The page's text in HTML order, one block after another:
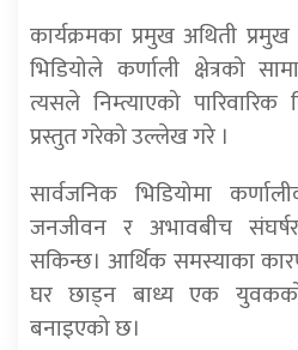
कार्यक्रमका प्रमुख अथिती
भिडियोले कर्णाली क्षेत्रको
त्यसले निम्त्याएको
प्रस्तुत गरेको उल्लेख गरे ।
सार्वजनिक भिडियोमा
जनजीवन र अभावबीच
सकिन्छ। आर्थिक समस्याका
घर छाड्न बाध्य एक
बनाइएको छ।